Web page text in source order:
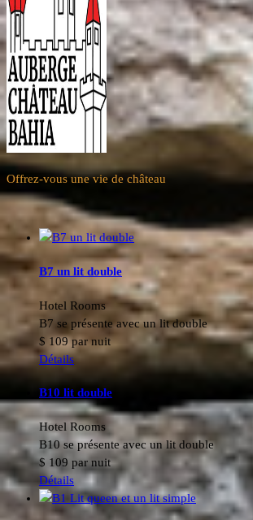
Offrez-vous une vie de château
B7 un lit double
Hotel Rooms
B7 se présente avec un lit double
$ 109 par nuit
Détails
B10 lit double
Hotel Rooms
B10 se présente avec un lit double
$ 109 par nuit
Détails